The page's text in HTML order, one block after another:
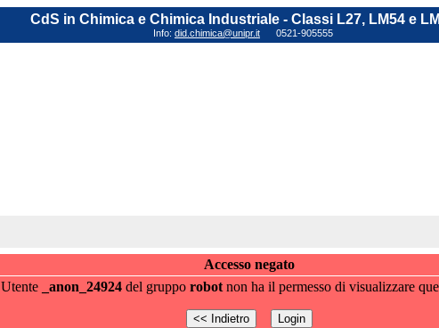
CdS in Chimica e Chimica Industriale - Classi L27, LM54 e
Info: did.chimica@unipr.it 0521-905555
Accesso negato
Utente
_anon_24924del gruppo robotnon ha il permesso di visualizzare